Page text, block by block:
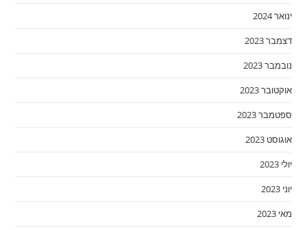
ינואר 2024
דצמבר 2023
נובמבר 2023
אוקטובר 2023
ספטמבר 2023
אוגוסט 2023
יולי 2023
יוני 2023
מאי 2023